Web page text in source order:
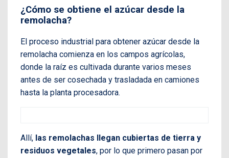
¿Cómo se obtiene el azúcar desde la
remolacha?
El proceso industrial para obtener azúcar desde la
remolacha comienza en los campos agrícolas,
donde la raíz es cultivada durante varios meses
antes de ser cosechada y trasladada en camiones
hasta la planta procesadora.
Allí, las remolachas llegan cubiertas de tierra y
residuos vegetales, por lo que primero pasan por